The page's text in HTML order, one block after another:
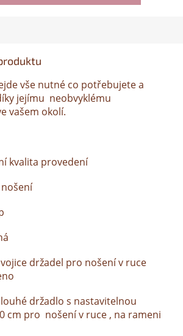
vše nutné co potřebujete a
jejímu neobvyklému
vašem okolí.
kvalita provedení
držadel pro nošení v ruce
držadlo s nastavitelnou
cm pro nošení v ruce , na rameni